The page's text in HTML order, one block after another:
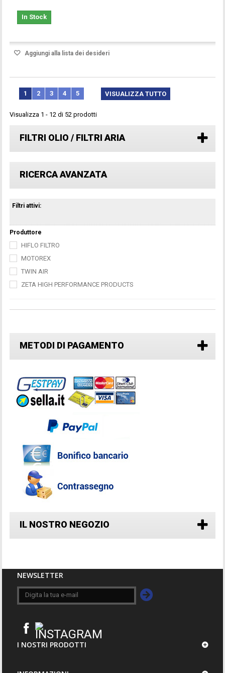
In Stock
Aggiungi alla lista dei desideri
VISUALIZZA TUTTO
1 2 3 4 5
Visualizza 1 - 12 di 52 prodotti
FILTRI OLIO / FILTRI ARIA
RICERCA AVANZATA
Filtri attivi:
Produttore
HIFLO FILTRO
MOTOREX
TWIN AIR
ZETA HIGH PERFORMANCE PRODUCTS
METODI DI PAGAMENTO
IL NOSTRO NEGOZIO
NEWSLETTER
I NOSTRI PRODOTTI